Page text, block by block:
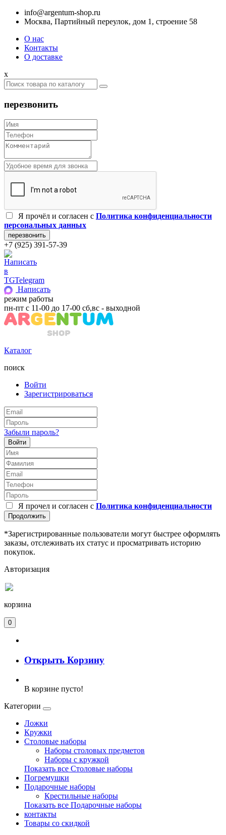
info@argentum-shop.ru
Москва, Партийный переулок, дом 1, строение 58
О нас
Контакты
О доставке
x
перезвонить
Я прочёл и согласен c Политика конфиденциальности
персональных данных
+7 (925) 391-57-39
Telegram
Написать
режим работы
пн-пт с 11-00 до 17-00 сб,вс - выходной
Каталог
поиск
Войти
Зарегистрироваться
Забыли пароль?
Войти
Я прочел и согласен с Политика конфиденциальности
Продолжить
*Зарегистрированные пользователи могут быстрее оформлять
заказы, отслеживать их статус и просматривать историю
покупок.
Авторизация
корзина
0
Открыть Корзину
В корзине пусто!
Категории
Ложки
Кружки
Столовые наборы
Наборы столовых предметов
Наборы с кружкой
Показать все Столовые наборы
Погремушки
Подарочные наборы
Крестильные наборы
Показать все Подарочные наборы
контакты
Товары со скидкой